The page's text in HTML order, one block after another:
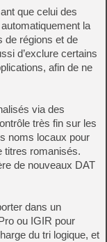
que celui des
la
de régions et de
d’exclure certains
afin de ne
via des
très fin sur les
noms locaux pour
titres romanisés.
de nouveaux DAT
dans un
ou IGIR pour
du tri logique, et